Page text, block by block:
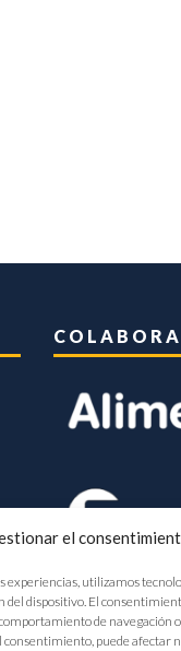
el
experiencias, utilizamos
del dispositivo. El
de navegación
puede afectar